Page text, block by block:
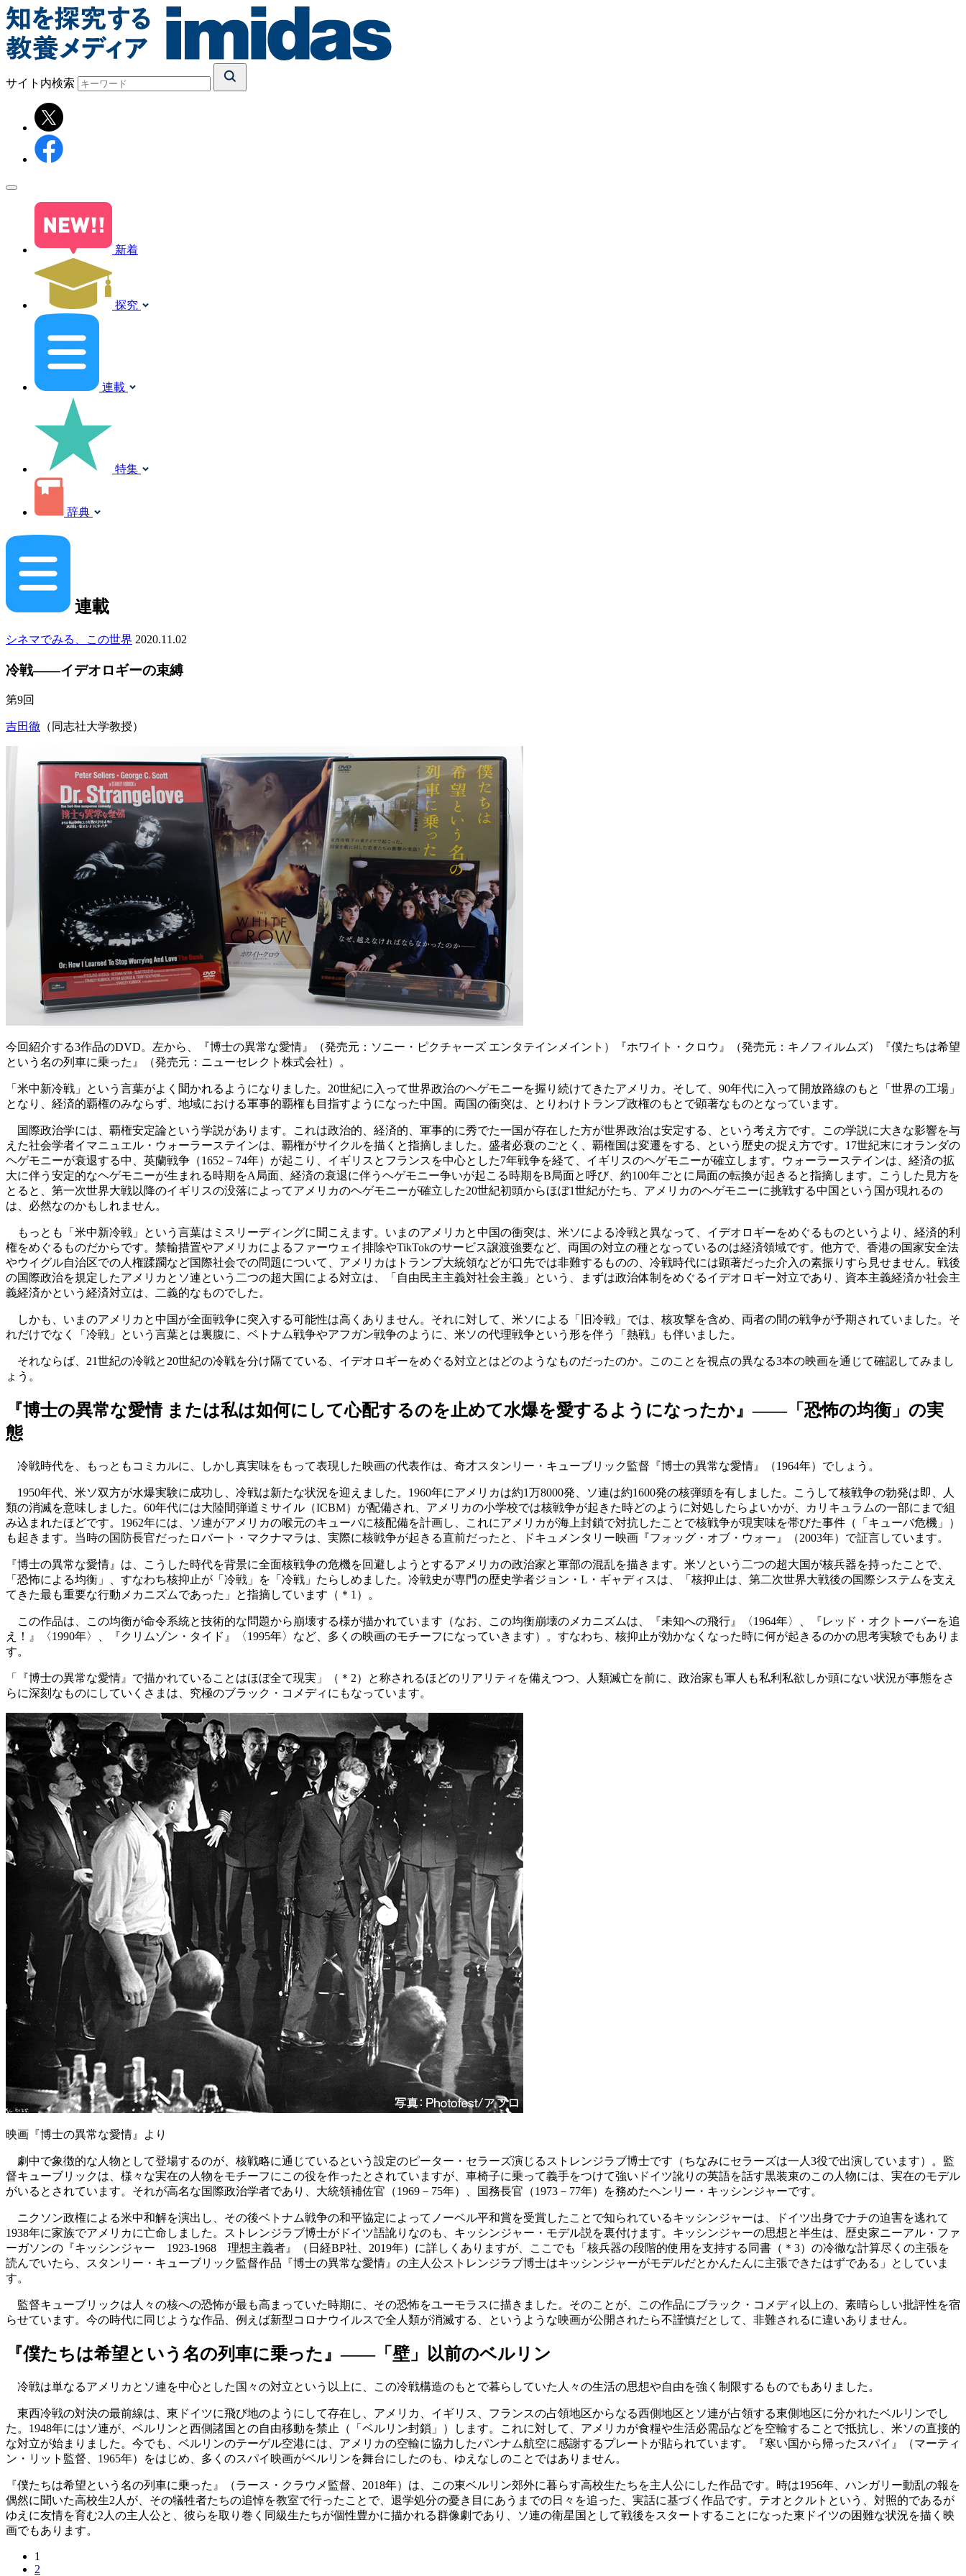
サイト内検索
新着
探究
連載
特集
辞典
連載
シネマでみる、この世界 2020.11.02
冷戦――イデオロギーの束縛
第9回
吉田徹 （同志社大学教授）
今回紹介する3作品のDVD。左から、『博士の異常な愛情』（発売元：ソニー・ピクチャーズ エンタテインメイント）『ホワイト・クロウ』（発売元：キノフィルムズ）『僕たちは希望
という名の列車に乗った』（発売元：ニューセレクト株式会社）。
「米中新冷戦」という言葉がよく聞かれるようになりました。20世紀に入って世界政治のヘゲモニーを握り続けてきたアメリカ。そして、90年代に入って開放路線のもと「世界の工場」
となり、経済的覇権のみならず、地域における軍事的覇権も目指すようになった中国。両国の衝突は、とりわけトランプ政権のもとで顕著なものとなっています。
国際政治学には、覇権安定論という学説があります。これは政治的、経済的、軍事的に秀でた一国が存在した方が世界政治は安定する、という考え方です。この学説に大きな影響を与
えた社会学者イマニュエル・ウォーラーステインは、覇権がサイクルを描くと指摘しました。盛者必衰のごとく、覇権国は変遷をする、という歴史の捉え方です。17世紀末にオランダの
ヘゲモニーが衰退する中、英蘭戦争（1652－74年）が起こり、イギリスとフランスを中心とした7年戦争を経て、イギリスのヘゲモニーが確立します。ウォーラーステインは、経済の拡
大に伴う安定的なヘゲモニーが生まれる時期をA局面、経済の衰退に伴うヘゲモニー争いが起こる時期をB局面と呼び、約100年ごとに局面の転換が起きると指摘します。こうした見方を
とると、第一次世界大戦以降のイギリスの没落によってアメリカのヘゲモニーが確立した20世紀初頭からほぼ1世紀がたち、アメリカのヘゲモニーに挑戦する中国という国が現れるの
は、必然なのかもしれません。
もっとも「米中新冷戦」という言葉はミスリーディングに聞こえます。いまのアメリカと中国の衝突は、米ソによる冷戦と異なって、イデオロギーをめぐるものというより、経済的利
権をめぐるものだからです。禁輸措置やアメリカによるファーウェイ排除やTikTokのサービス譲渡強要など、両国の対立の種となっているのは経済領域です。他方で、香港の国家安全法
やウイグル自治区での人権蹂躙など国際社会での問題について、アメリカはトランプ大統領などが口先では非難するものの、冷戦時代には顕著だった介入の素振りすら見せません。戦後
の国際政治を規定したアメリカとソ連という二つの超大国による対立は、「自由民主主義対社会主義」という、まずは政治体制をめぐるイデオロギー対立であり、資本主義経済か社会主
義経済かという経済対立は、二義的なものでした。
しかも、いまのアメリカと中国が全面戦争に突入する可能性は高くありません。それに対して、米ソによる「旧冷戦」では、核攻撃を含め、両者の間の戦争が予期されていました。そ
れだけでなく「冷戦」という言葉とは裏腹に、ベトナム戦争やアフガン戦争のように、米ソの代理戦争という形を伴う「熱戦」も伴いました。
それならば、21世紀の冷戦と20世紀の冷戦を分け隔てている、イデオロギーをめぐる対立とはどのようなものだったのか。このことを視点の異なる3本の映画を通じて確認してみまし
ょう。
『博士の異常な愛情 または私は如何にして心配するのを止めて水爆を愛するようになったか』――「恐怖の均衡」の実
態
冷戦時代を、もっともコミカルに、しかし真実味をもって表現した映画の代表作は、奇才スタンリー・キューブリック監督『博士の異常な愛情』（1964年）でしょう。
1950年代、米ソ双方が水爆実験に成功し、冷戦は新たな状況を迎えました。1960年にアメリカは約1万8000発、ソ連は約1600発の核弾頭を有しました。こうして核戦争の勃発は即、人
類の消滅を意味しました。60年代には大陸間弾道ミサイル（ICBM）が配備され、アメリカの小学校では核戦争が起きた時どのように対処したらよいかが、カリキュラムの一部にまで組
み込まれたほどです。1962年には、ソ連がアメリカの喉元のキューバに核配備を計画し、これにアメリカが海上封鎖で対抗したことで核戦争が現実味を帯びた事件（「キューバ危機」）
も起きます。当時の国防長官だったロバート・マクナマラは、実際に核戦争が起きる直前だったと、ドキュメンタリー映画『フォッグ・オブ・ウォー』（2003年）で証言しています。
『博士の異常な愛情』は、こうした時代を背景に全面核戦争の危機を回避しようとするアメリカの政治家と軍部の混乱を描きます。米ソという二つの超大国が核兵器を持ったことで、
「恐怖による均衡」、すなわち核抑止が「冷戦」を「冷戦」たらしめました。冷戦史が専門の歴史学者ジョン・L・ギャディスは、「核抑止は、第二次世界大戦後の国際システムを支え
てきた最も重要な行動メカニズムであった」と指摘しています （＊1） 。
この作品は、この均衡が命令系統と技術的な問題から崩壊する様が描かれています（なお、この均衡崩壊のメカニズムは、『未知への飛行』〈1964年〉、『レッド・オクトーバーを追
え！』〈1990年〉、『クリムゾン・タイド』〈1995年〉など、多くの映画のモチーフになっていきます）。すなわち、核抑止が効かなくなった時に何が起きるのかの思考実験でもありま
す。
「『博士の異常な愛情』で描かれていることはほぼ全て現実」 （＊2）
と称されるほどのリアリティを備えつつ、人類滅亡を前に、政治家も軍人も私利私欲しか頭にない状況が事態をさ
らに深刻なものにしていくさまは、究極のブラック・コメディにもなっています。
映画『博士の異常な愛情』より
劇中で象徴的な人物として登場するのが、核戦略に通じているという設定のピーター・セラーズ演じるストレンジラブ博士です（ちなみにセラーズは一人3役で出演しています）。監
督キューブリックは、様々な実在の人物をモチーフにこの役を作ったとされていますが、車椅子に乗って義手をつけて強いドイツ訛りの英語を話す黒装束のこの人物には、実在のモデル
がいるとされています。それが高名な国際政治学者であり、大統領補佐官（1969－75年）、国務長官（1973－77年）を務めたヘンリー・キッシンジャーです。
ニクソン政権による米中和解を演出し、その後ベトナム戦争の和平協定によってノーベル平和賞を受賞したことで知られているキッシンジャーは、ドイツ出身でナチの迫害を逃れて
1938年に家族でアメリカに亡命しました。ストレンジラブ博士がドイツ語訛りなのも、キッシンジャー・モデル説を裏付けます。キッシンジャーの思想と半生は、歴史家ニーアル・ファ
ーガソンの『キッシンジャー 1923-1968 理想主義者』（日経BP社、2019年）に詳しくありますが、ここでも「核兵器の段階的使用を支持する同書 （＊3） の冷徹な計算尽くの主張を
読んでいたら、スタンリー・キューブリック監督作品『博士の異常な愛情』の主人公ストレンジラブ博士はキッシンジャーがモデルだとかんたんに主張できたはずである」としていま
す。
監督キューブリックは人々の核への恐怖が最も高まっていた時期に、その恐怖をユーモラスに描きました。そのことが、この作品にブラック・コメディ以上の、素晴らしい批評性を宿
らせています。今の時代に同じような作品、例えば新型コロナウイルスで全人類が消滅する、というような映画が公開されたら不謹慎だとして、非難されるに違いありません。
『僕たちは希望という名の列車に乗った』――「壁」以前のベルリン
冷戦は単なるアメリカとソ連を中心とした国々の対立という以上に、この冷戦構造のもとで暮らしていた人々の生活の思想や自由を強く制限するものでもありました。
東西冷戦の対決の最前線は、東ドイツに飛び地のようにして存在し、アメリカ、イギリス、フランスの占領地区からなる西側地区とソ連が占領する東側地区に分かれたベルリンでし
た。1948年にはソ連が、ベルリンと西側諸国との自由移動を禁止（「ベルリン封鎖」）します。これに対して、アメリカが食糧や生活必需品などを空輸することで抵抗し、米ソの直接的
な対立が始まりました。今でも、ベルリンのテーゲル空港には、アメリカの空輸に協力したパンナム航空に感謝するプレートが貼られています。『寒い国から帰ったスパイ』（マーティ
ン・リット監督、1965年）をはじめ、多くのスパイ映画がベルリンを舞台にしたのも、ゆえなしのことではありません。
『僕たちは希望という名の列車に乗った』（ラース・クラウメ監督、2018年）は、この東ベルリン郊外に暮らす高校生たちを主人公にした作品です。時は1956年、ハンガリー動乱の報を
偶然に聞いた高校生2人が、その犠牲者たちの追悼を教室で行ったことで、退学処分の憂き目にあうまでの日々を追った、実話に基づく作品です。テオとクルトという、対照的であるが
ゆえに友情を育む2人の主人公と、彼らを取り巻く同級生たちが個性豊かに描かれる群像劇であり、ソ連の衛星国として戦後をスタートすることになった東ドイツの困難な状況を描く映
画でもあります。
1
2